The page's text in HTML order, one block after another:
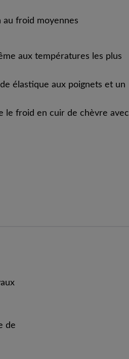
au froid moyennes
aux températures les plus
élastique aux poignets et un
le froid en cuir de chèvre avec
de